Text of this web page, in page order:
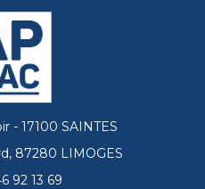
- 17100 SAINTES
87280 LIMOGES
92 13 69